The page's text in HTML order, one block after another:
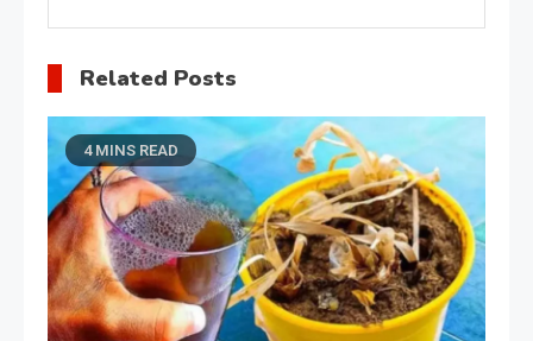
Related Posts
4 MINS READ